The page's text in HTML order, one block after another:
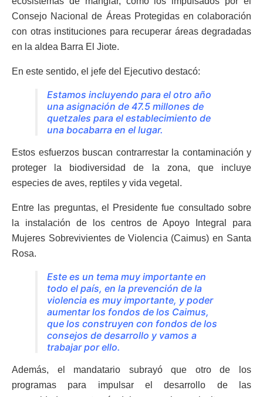
Consejo Nacional de Áreas Protegidas en colaboración
con otras instituciones para recuperar áreas degradadas
en la aldea Barra El Jiote.
En este sentido, el jefe del Ejecutivo destacó:
Estamos incluyendo para el otro año
una asignación de 47.5 millones de
quetzales para el establecimiento de
una bocabarra en el lugar.
Estos esfuerzos buscan contrarrestar la contaminación y
proteger la biodiversidad de la zona, que incluye
especies de aves, reptiles y vida vegetal.
Entre las preguntas, el Presidente fue consultado sobre
la instalación de los centros de Apoyo Integral para
Mujeres Sobrevivientes de Violencia (Caimus) en Santa
Rosa.
Este es un tema muy importante en
todo el país, en la prevención de la
violencia es muy importante, y poder
aumentar los fondos de los Caimus,
que los construyen con fondos de los
consejos de desarrollo y vamos a
trabajar por ello.
Además, el mandatario subrayó que otro de los
programas para impulsar el desarrollo de las